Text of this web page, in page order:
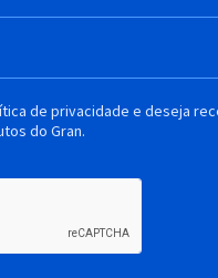
de privacidade e deseja
do Gran.